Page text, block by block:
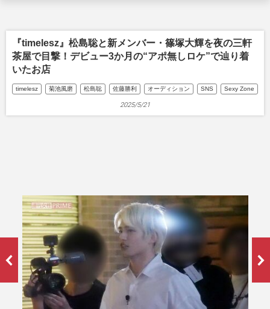
『timelesz』松島聡と新メンバー・篠塚大輝を夜の三軒
茶屋で目撃！デビュー3か月の“アポ無しロケ”で辿り着
いたお店
timelesz 菊池風磨 松島聡 佐藤勝利 オーディション SNS Sexy Zone
2025/5/21